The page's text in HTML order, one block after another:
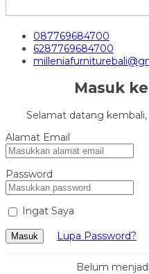
087769684700
6287769684700
Masuk
Selamat datang
Alamat Email
Password
Ingat Saya
Masuk Lupa Password?
Belum